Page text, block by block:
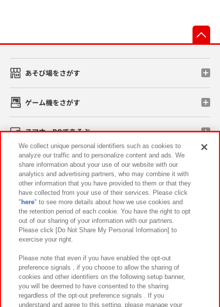
あそび場をさがす
ゲーム機をさがす
スマホ・PCであそぶ
イベント・キャンペーン
関連会社 サステナビリティ サイトポリシー
プライバシーポリシー ウェブアクセシビリティ方針と検証結果
お取引先さまとともに
カスタマーハラスメント対応方針 よくあるご質問・お問い合わせ
We collect unique personal identifiers such as cookies to
analyze our traffic and to personalize content and ads. We
share information about your use of our website with our
analytics and advertising partners, who may combine it with
other information that you have provided to them or that they
have collected from your use of their services. Please click
" here" to see more details about how we use cookies and
the retention period of each cookie. You have the right to opt
out of our sharing of your information with our partners.
Please click [Do Not Share My Personal Information] to
exercise your right.
Please note that even if you have enabled the opt-out
preference signals , if you choose to allow the sharing of
cookies and other identifiers on the following setup banner,
you will be deemed to have consented to the sharing
regardless of the opt-out preference signals . If you
understand and agree to this setting, please manage your